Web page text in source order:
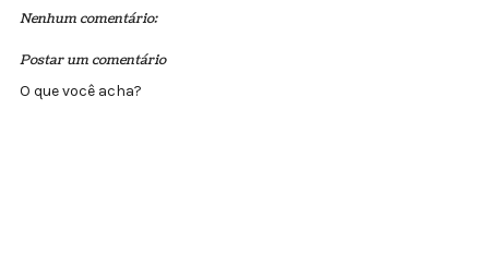
Nenhum comentário:
Postar um comentário
O que você acha?